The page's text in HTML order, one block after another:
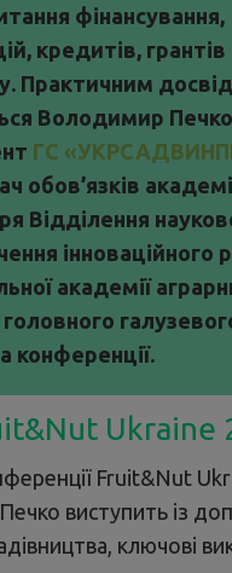
фінансування,
кредитів,
Практичним
Володимир
ГС
обов’язків
Відділення
інноваційного
академії
головного
конференції.
Ukraine
Fruit&Nut
виступить із
ключові